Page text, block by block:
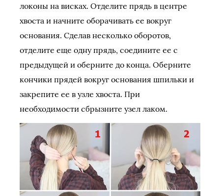
локоны на висках. Отделите прядь в центре
хвоста и начните оборачивать ее вокруг
основания. Сделав несколько оборотов,
отделите еще одну прядь, соедините ее с
предыдущей и оберните до конца. Оберните
кончики прядей вокруг основания шпильки и
закрепите ее в узле хвоста. При
необходимости сбрызните узел лаком.